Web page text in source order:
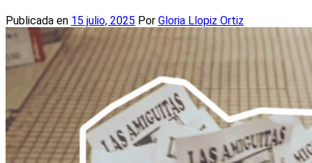
Publicada en 15 julio, 2025 Por Gloria Llopiz Ortiz